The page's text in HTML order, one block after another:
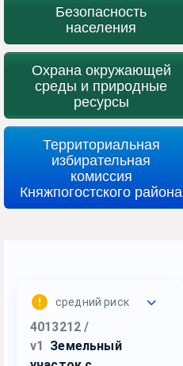
Безопасность
населения
Охрана окружающей
среды и природные
ресурсы
Территориальная
избирательная
комиссия
Княжпогостского района